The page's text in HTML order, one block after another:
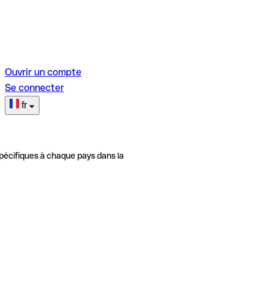
Ouvrir un compte
Se connecter
fr
à chaque pays dans la